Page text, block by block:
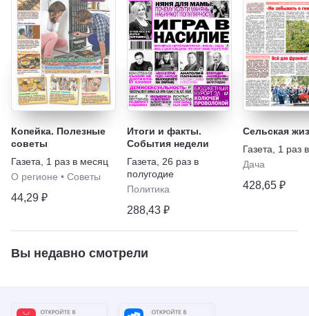
Копейка. Полезные
советы
Газета
1 раз в месяц
О регионе • Советы
44,29 ₽
Итоги и факты.
События недели
Газета
26 раз в
полугодие
Политика
288,43 ₽
Сельская
Газета
1 раз
Дача
428,65 ₽
Вы недавно смотрели